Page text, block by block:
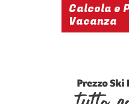
Calcola e
Vacanza